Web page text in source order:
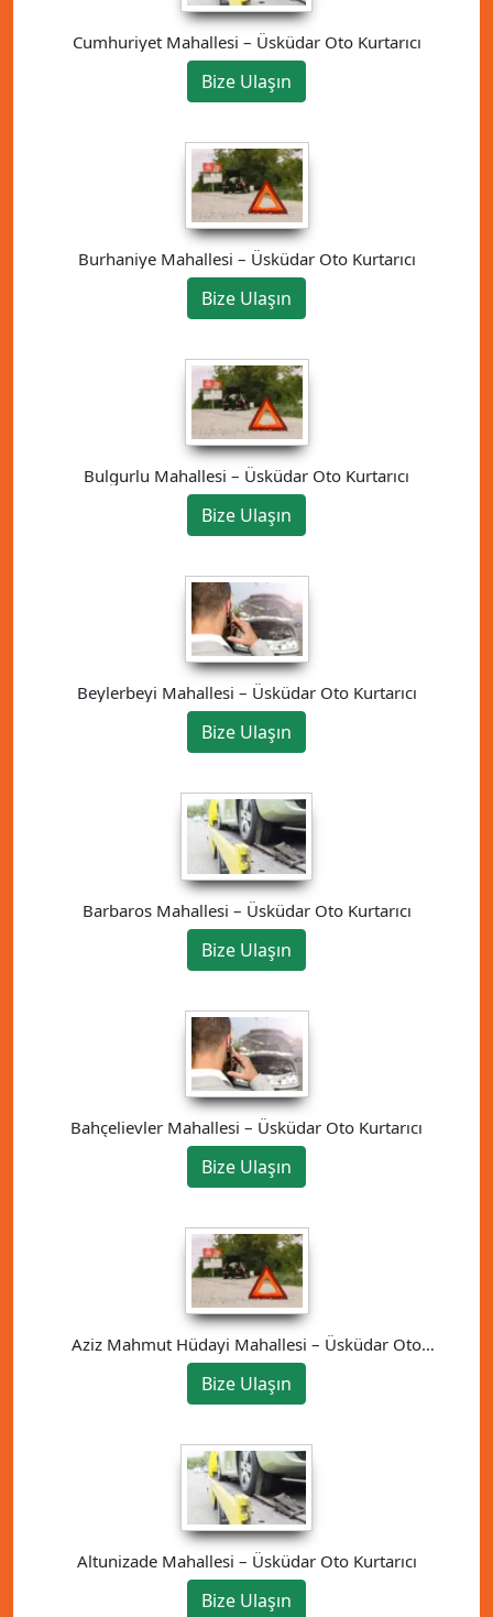
Cumhuriyet Mahallesi – Üsküdar Oto Kurtarıcı
Bize Ulaşın
Burhaniye Mahallesi – Üsküdar Oto Kurtarıcı
Bize Ulaşın
Bulgurlu Mahallesi – Üsküdar Oto Kurtarıcı
Bize Ulaşın
Beylerbeyi Mahallesi – Üsküdar Oto Kurtarıcı
Bize Ulaşın
Barbaros Mahallesi – Üsküdar Oto Kurtarıcı
Bize Ulaşın
Bahçelievler Mahallesi – Üsküdar Oto Kurtarıcı
Bize Ulaşın
Aziz Mahmut Hüdayi Mahallesi – Üsküdar Oto
Kurtarıcı
Bize Ulaşın
Altunizade Mahallesi – Üsküdar Oto Kurtarıcı
Bize Ulaşın